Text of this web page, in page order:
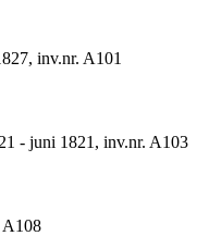
inv.nr. A101
- juni 1821, inv.nr. A103
A108